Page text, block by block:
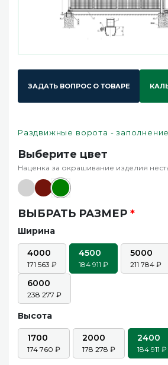
ЗАДАТЬ ВОПРОС О ТОВАРЕ
Раздвижные ворота -
Выберите цвет
Наценка за окрашивание изделия
ВЫБРАТЬ РАЗМЕР *
Ширина
4000
171 563
4500
184 911
5000
211 784
6000
238 277
Высота
1700
174 760
2000
178 278
2400
184 911